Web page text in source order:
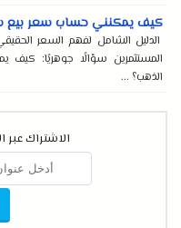
كيف يمكنني حساب سعر بيع
الدليل الشامل لفهم السعر
المستثمرين سؤالًا جوهريًا:
الذهب؟ ...
الاشتراك عبر